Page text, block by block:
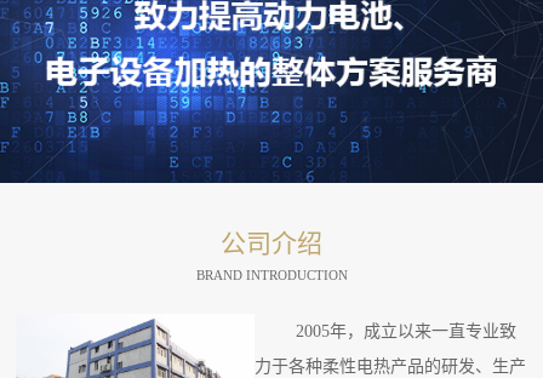
公司介绍
BRAND INTRODUCTION
2005年，成立以来一直专业致
力于各种柔性电热产品的研发、生产